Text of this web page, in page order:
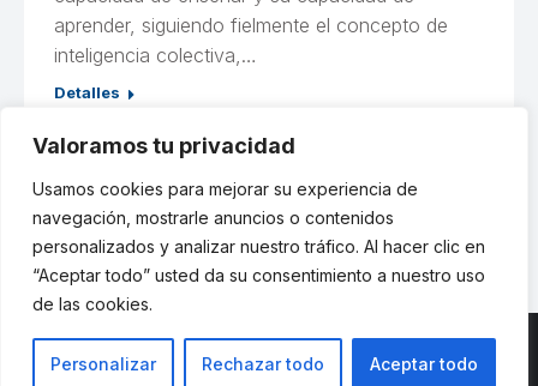
Valoramos tu privacidad
Usamos cookies para mejorar su experiencia de
navegación, mostrarle anuncios o contenidos
personalizados y analizar nuestro tráfico. Al hacer clic en
“Aceptar todo” usted da su consentimiento a nuestro uso
de las cookies.
Personalizar Rechazar todo Aceptar todo
aprender, siguiendo fielmente el concepto de
inteligencia colectiva,…
Detalles
← 1 … 55 56 57 58